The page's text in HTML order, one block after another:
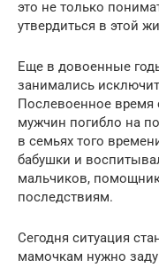
это не только
утвердиться в этой
Еще в довоенные
занимались
Послевоенное время
мужчин погибло на
в семьях того
бабушки и
мальчиков,
последствиям.
Сегодня ситуация
мамочкам нужно